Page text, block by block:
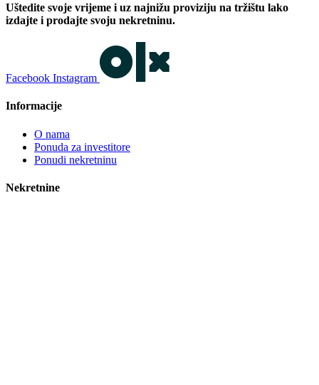
Uštedite svoje vrijeme i uz najnižu proviziju na tržištu lako
izdajte i prodajte svoju nekretninu.
Facebook Instagram
Informacije
O nama
Ponuda za investitore
Ponudi nekretninu
Nekretnine